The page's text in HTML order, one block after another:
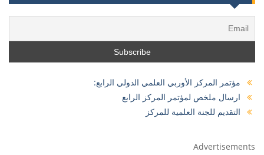
مؤتمر المركز الأوربي العلمي الدولي الرابع:
ارسال ملخص لمؤتمر المركز الرابع
التقديم للجنة العلمية للمركز
Advertisements